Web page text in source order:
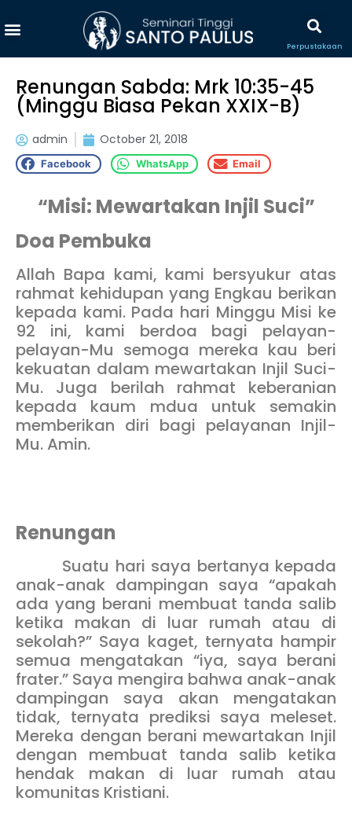
Perpustakaan
Renungan Sabda: Mrk 10:35-45
(Minggu Biasa Pekan XXIX-B)
admin October 21, 2018
Facebook WhatsApp Email
“Misi: Mewartakan Injil Suci”
Doa Pembuka
Allah Bapa kami, kami bersyukur atas
rahmat kehidupan yang Engkau berikan
kepada kami. Pada hari Minggu Misi ke
92 ini, kami berdoa bagi pelayan-
pelayan-Mu semoga mereka kau beri
kekuatan dalam mewartakan Injil Suci-
Mu. Juga berilah rahmat keberanian
kepada kaum mdua untuk semakin
memberikan diri bagi pelayanan Injil-
Mu. Amin.
Renungan
Suatu hari saya bertanya kepada
anak-anak dampingan saya “apakah
ada yang berani membuat tanda salib
ketika makan di luar rumah atau di
sekolah?” Saya kaget, ternyata hampir
semua mengatakan “iya, saya berani
frater.” Saya mengira bahwa anak-anak
dampingan saya akan mengatakan
tidak, ternyata prediksi saya meleset.
Mereka dengan berani mewartakan Injil
dengan membuat tanda salib ketika
hendak makan di luar rumah atau
komunitas Kristiani.